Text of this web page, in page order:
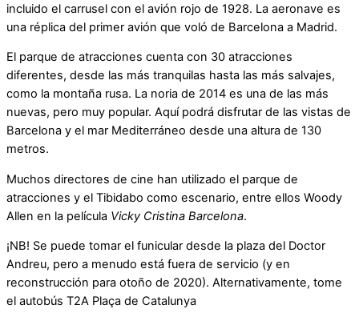
incluido el carrusel con el avión rojo de 1928. La aeronave es
una réplica del primer avión que voló de Barcelona a Madrid.
El parque de atracciones cuenta con 30 atracciones
diferentes, desde las más tranquilas hasta las más salvajes,
como la montaña rusa. La noria de 2014 es una de las más
nuevas, pero muy popular. Aquí podrá disfrutar de las vistas de
Barcelona y el mar Mediterráneo desde una altura de 130
metros.
Muchos directores de cine han utilizado el parque de
atracciones y el Tibidabo como escenario, entre ellos Woody
Allen en la película Vicky Cristina Barcelona.
¡NB! Se puede tomar el funicular desde la plaza del Doctor
Andreu, pero a menudo está fuera de servicio (y en
reconstrucción para otoño de 2020). Alternativamente, tome
el autobús T2A Plaça de Catalunya